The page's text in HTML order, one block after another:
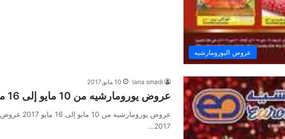
عروض اليورومارشيه
lana smadi 10 مايو,2017
عروض يورومارشيه من 10 مايو إلى 16 مايو 2017 عروض رمضان
2017…